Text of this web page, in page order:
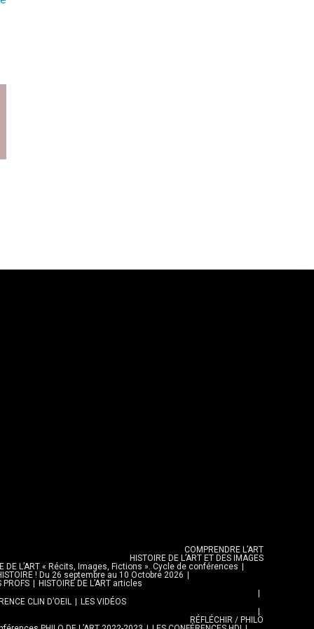
COMPRENDRE L’ART
HISTOIRE DE L’ART ET DES IMAGES
DE L’ART « Récits, Images, Fictions ». Cycle de conférences
! Du 26 septembre au 10 Octobre 2026
PROFS
HISTOIRE DE L’ART articles
CLIN D’OEIL
LES VIDÉOS
RÉFLÉCHIR / PHILO